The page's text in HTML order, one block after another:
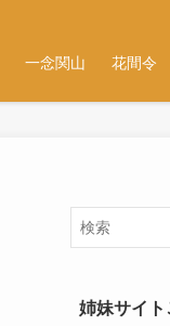
一念関山 花間令
姉妹サイト